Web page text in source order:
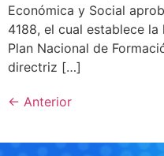
Económica y Social
4188, el cual establece
Plan Nacional de
directriz […]
← Anterior